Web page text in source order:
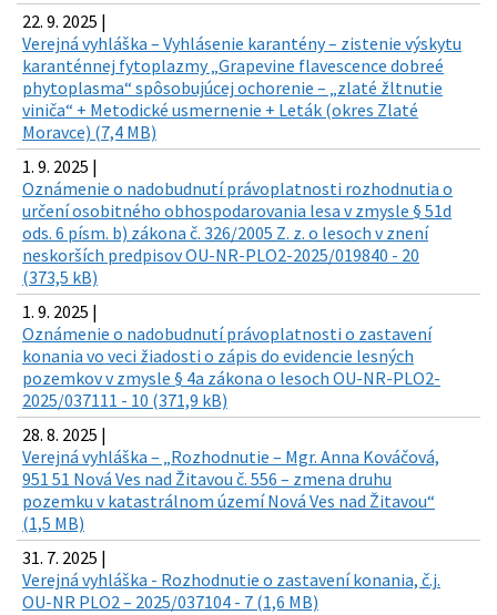
22. 9. 2025 |
Verejná vyhláška – Vyhlásenie karantény – zistenie výskytu
karanténnej fytoplazmy „Grapevine flavescence dobreé
phytoplasma“ spôsobujúcej ochorenie – „zlaté žltnutie
viniča“ + Metodické usmernenie + Leták (okres Zlaté
Moravce) (7,4 MB)
1. 9. 2025 |
Oznámenie o nadobudnutí právoplatnosti rozhodnutia o
určení osobitného obhospodarovania lesa v zmysle § 51d
ods. 6 písm. b) zákona č. 326/2005 Z. z. o lesoch v znení
neskorších predpisov OU-NR-PLO2-2025/019840 - 20
(373,5 kB)
1. 9. 2025 |
Oznámenie o nadobudnutí právoplatnosti o zastavení
konania vo veci žiadosti o zápis do evidencie lesných
pozemkov v zmysle § 4a zákona o lesoch OU-NR-PLO2-
2025/037111 - 10 (371,9 kB)
28. 8. 2025 |
Verejná vyhláška – „Rozhodnutie – Mgr. Anna Kováčová,
951 51 Nová Ves nad Žitavou č. 556 – zmena druhu
pozemku v katastrálnom území Nová Ves nad Žitavou“
(1,5 MB)
31. 7. 2025 |
Verejná vyhláška - Rozhodnutie o zastavení konania, č.j.
OU-NR PLO2 – 2025/037104 - 7 (1,6 MB)